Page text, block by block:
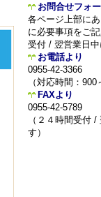
お問合せフォ
各ページ上部に
に必要事項をご
受付 / 翌営業日中
お電話より
0955-42-3366
（対応時間：
FAXより
0955-42-5789
（２４時間受付
す）